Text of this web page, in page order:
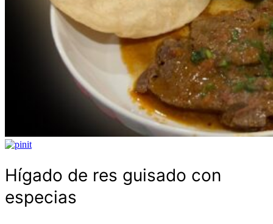
Hígado de res guisado con
especias